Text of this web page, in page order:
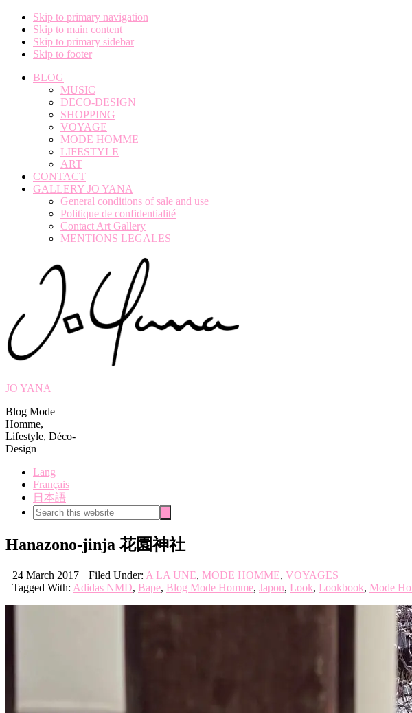
Skip to primary navigation
Skip to main content
Skip to primary sidebar
Skip to footer
BLOG
MUSIC
DECO-DESIGN
SHOPPING
VOYAGE
MODE HOMME
LIFESTYLE
ART
CONTACT
GALLERY JO YANA
General conditions of sale and use
Politique de confidentialité
Contact Art Gallery
MENTIONS LEGALES
JO YANA
Blog Mode
Homme,
Lifestyle, Déco-
Design
Lang
Français
日本語
Search
this
Hanazono-jinja 花園神社
24 March 2017 Filed Under: A LA UNE, MODE HOMME, VOYAGES
Tagged With: Adidas NMD, Bape, Blog Mode Homme, Japon, Look, Lookbook, Mode